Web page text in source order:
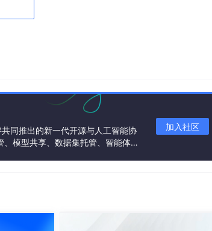
型许可证，允许商业公司闭源使用、修改并分
术总监（Tech Lead）的特批与法务部的合规审
”
运。必须严格执行工业界正规军的防卫性引入方
。
同推出的新一代开源与人工智能协
模型共享、数据集托管、智能体开
加入社区